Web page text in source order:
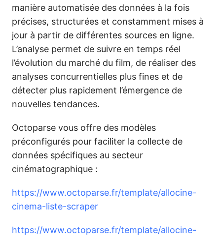
manière automatisée des données à la fois
précises, structurées et constamment mises à
jour à partir de différentes sources en ligne.
L’analyse permet de suivre en temps réel
l’évolution du marché du film, de réaliser des
analyses concurrentielles plus fines et de
détecter plus rapidement l’émergence de
nouvelles tendances.
Octoparse vous offre des modèles
préconfigurés pour faciliter la collecte de
données spécifiques au secteur
cinématographique :
https://www.octoparse.fr/template/allocine-
cinema-liste-scraper
https://www.octoparse.fr/template/allocine-